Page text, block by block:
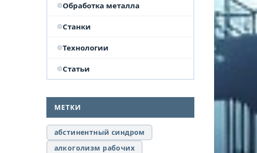
Обработка металла
Станки
Технологии
Статьи
МЕТКИ
абстинентный синдром
алкоголизм рабочих